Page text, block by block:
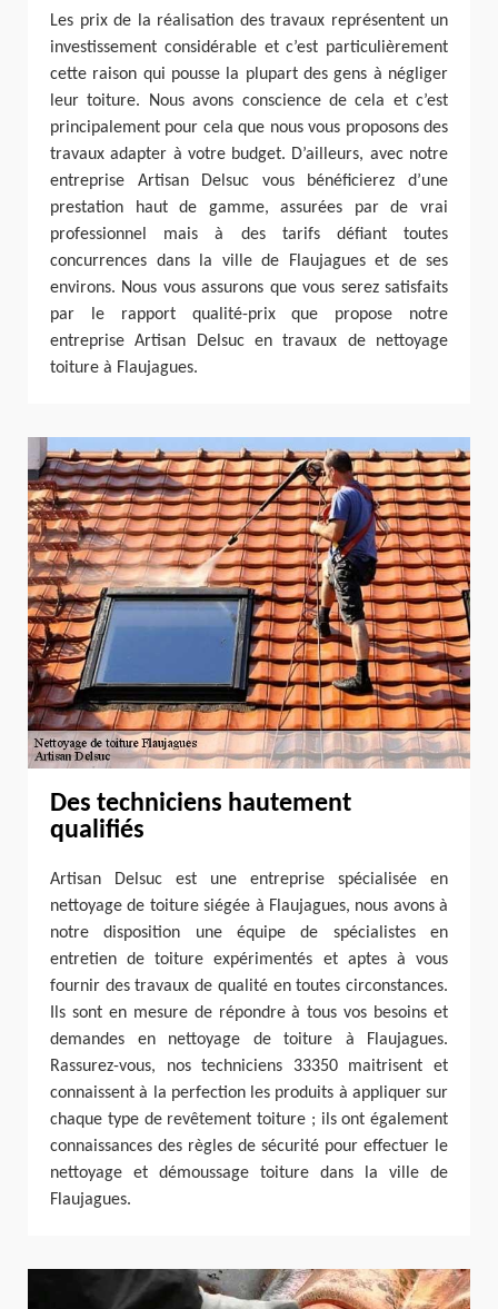
Les prix de la réalisation des travaux représentent un
investissement considérable et c’est particulièrement
cette raison qui pousse la plupart des gens à négliger
leur toiture. Nous avons conscience de cela et c’est
principalement pour cela que nous vous proposons des
travaux adapter à votre budget. D’ailleurs, avec notre
entreprise Artisan Delsuc vous bénéficierez d’une
prestation haut de gamme, assurées par de vrai
professionnel mais à des tarifs défiant toutes
concurrences dans la ville de Flaujagues et de ses
environs. Nous vous assurons que vous serez satisfaits
par le rapport qualité-prix que propose notre
entreprise Artisan Delsuc en travaux de nettoyage
toiture à Flaujagues.
Des techniciens hautement
qualifiés
Artisan Delsuc est une entreprise spécialisée en
nettoyage de toiture siégée à Flaujagues, nous avons à
notre disposition une équipe de spécialistes en
entretien de toiture expérimentés et aptes à vous
fournir des travaux de qualité en toutes circonstances.
Ils sont en mesure de répondre à tous vos besoins et
demandes en nettoyage de toiture à Flaujagues.
Rassurez-vous, nos techniciens 33350 maitrisent et
connaissent à la perfection les produits à appliquer sur
chaque type de revêtement toiture ; ils ont également
connaissances des règles de sécurité pour effectuer le
nettoyage et démoussage toiture dans la ville de
Flaujagues.